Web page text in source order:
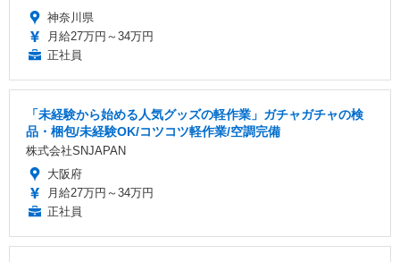
神奈川県
月給27万円～34万円
正社員
「未経験から始める人気グッズの軽作業」ガチャガチャの検
品・梱包/未経験OK/コツコツ軽作業/空調完備
株式会社SNJAPAN
大阪府
月給27万円～34万円
正社員